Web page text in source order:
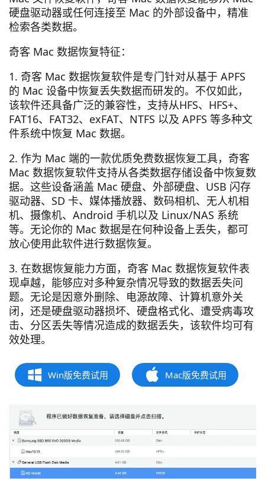
硬盘驱动器或任何连接至 Mac 的外部设备中，精准
检索各类数据。
奇客 Mac 数据恢复特征：
1. 奇客 Mac 数据恢复软件是专门针对从基于 APFS
的 Mac 设备中恢复丢失数据而研发的。不仅如此，
该软件还具备广泛的兼容性，支持从HFS、HFS+、
FAT16、FAT32、exFAT、NTFS 以及 APFS 等多种文
件系统中恢复 Mac 数据。
2. 作为 Mac 端的一款优质免费数据恢复工具，奇客
Mac 数据恢复软件支持从各类数据存储设备中恢复数
据。这些设备涵盖 Mac 硬盘、外部硬盘、USB 闪存
驱动器、SD 卡、媒体播放器、数码相机、无人机相
机、摄像机、Android 手机以及 Linux/NAS 系统
等。无论你的 Mac 数据是在何种设备上丢失，都可
放心使用此软件进行数据恢复。
3. 在数据恢复能力方面，奇客 Mac 数据恢复软件表
现卓越，能够应对多种复杂情况导致的数据丢失问
题。无论是因意外删除、电源故障、计算机意外关
闭，还是硬盘驱动器损坏、硬盘格式化、遭受病毒攻
击、分区丢失等情况造成的数据丢失，该软件均可有
效处理。
Win版免费试用 Mac版免费试用